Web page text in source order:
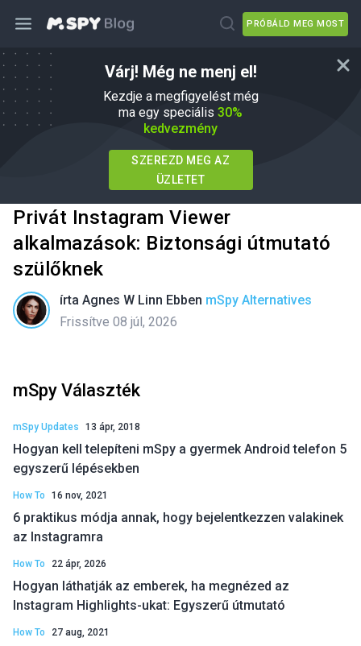
PRÓBÁLD MEG MOST
Várj! Még ne menj el!
Kezdje a megfigyelést még
ma egy speciális 30%
kedvezmény
SZEREZD MEG AZ
ÜZLETET
Privát Instagram Viewer
alkalmazások: Biztonsági útmutató
szülőknek
írta Agnes W Linn Ebben mSpy Alternatives
Frissítve 08 júl, 2026
mSpy Választék
mSpy Updates 13 ápr, 2018
Hogyan kell telepíteni mSpy a gyermek Android telefon 5
egyszerű lépésekben
How To 16 nov, 2021
6 praktikus módja annak, hogy bejelentkezzen valakinek
az Instagramra
How To 22 ápr, 2026
Hogyan láthatják az emberek, ha megnézed az
Instagram Highlights-ukat: Egyszerű útmutató
How To 27 aug, 2021